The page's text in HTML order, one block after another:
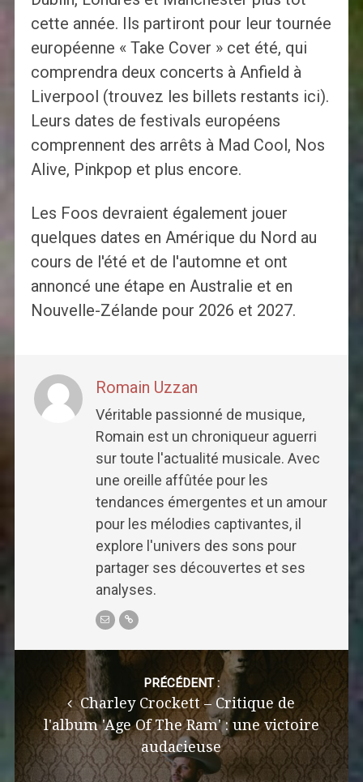
cette année. Ils partiront pour leur tournée
européenne « Take Cover » cet été, qui
comprendra deux concerts à Anfield à
Liverpool (trouvez les billets restants ici).
Leurs dates de festivals européens
comprennent des arrêts à Mad Cool, Nos
Alive, Pinkpop et plus encore.
Les Foos devraient également jouer
quelques dates en Amérique du Nord au
cours de l'été et de l'automne et ont
annoncé une étape en Australie et en
Nouvelle-Zélande pour 2026 et 2027.
Romain Uzzan
Véritable passionné de musique,
Romain est un chroniqueur aguerri
sur toute l'actualité musicale. Avec
une oreille affûtée pour les
tendances émergentes et un amour
pour les mélodies captivantes, il
explore l'univers des sons pour
partager ses découvertes et ses
analyses.
navigation
PRÉCÉDENT :
Charley Crockett – Critique de
l'album 'Age Of The Ram' : une victoire
audacieuse